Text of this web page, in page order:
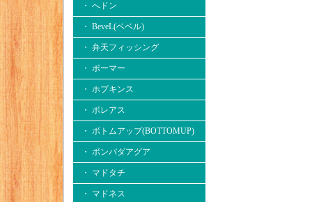
・ へドン
・ BeveL(ベベル)
・ 弁天フィッシング
・ ボーマー
・ ホプキンス
・ ボレアス
・ ボトムアップ(BOTTOMUP)
・ ボンバダアグア
・ マドタチ
・ マドネス